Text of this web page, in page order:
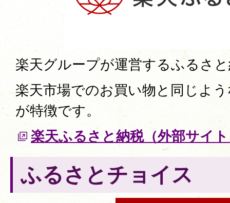
楽天グループが運営するふるさ
楽天市場でのお買い物と同じよ
が特徴です。
楽天ふるさと納税（外部サイ
ふるさとチョイス